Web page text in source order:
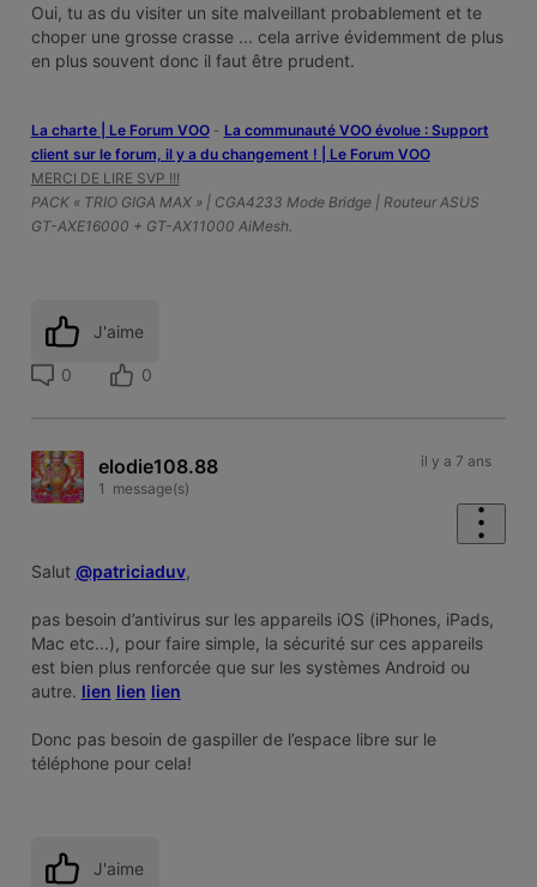
Oui, tu as du visiter un site malveillant probablement et te
choper une grosse crasse ... cela arrive évidemment de plus
en plus souvent donc il faut être prudent.
La charte | Le Forum VOO- ‎La communauté VOO évolue : Support
client sur le forum, il y a du changement ! | Le Forum VOO
MERCI DE LIRE SVP !!!
PACK « TRIO GIGA MAX » | CGA4233 Mode Bridge | Routeur ASUS
GT-AXE16000 + GT-AX11000 AiMesh.
J'aime
0 0
elodie108.88
1 message(s)
il y a 7 ans
Salut @patriciaduv,
pas besoin d’antivirus sur les appareils iOS (iPhones, iPads,
Mac etc...), pour faire simple, la sécurité sur ces appareils
est bien plus renforcée que sur les systèmes Android ou
autre. lien lien lien
Donc pas besoin de gaspiller de l’espace libre sur le
téléphone pour cela!
J'aime